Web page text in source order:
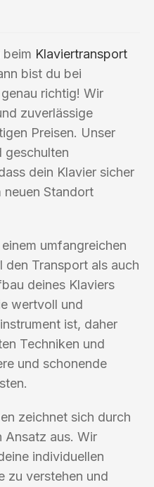
Klaviertransport
bist du bei
richtig! Wir
zuverlässige
Preisen. Unser
geschulten
dein Klavier sicher
neuen Standort
umfangreichen
Transport als auch
deines Klaviers
wertvoll und
ist, daher
Techniken und
und schonende
zeichnet sich durch
Ansatz aus. Wir
individuellen
zu verstehen und